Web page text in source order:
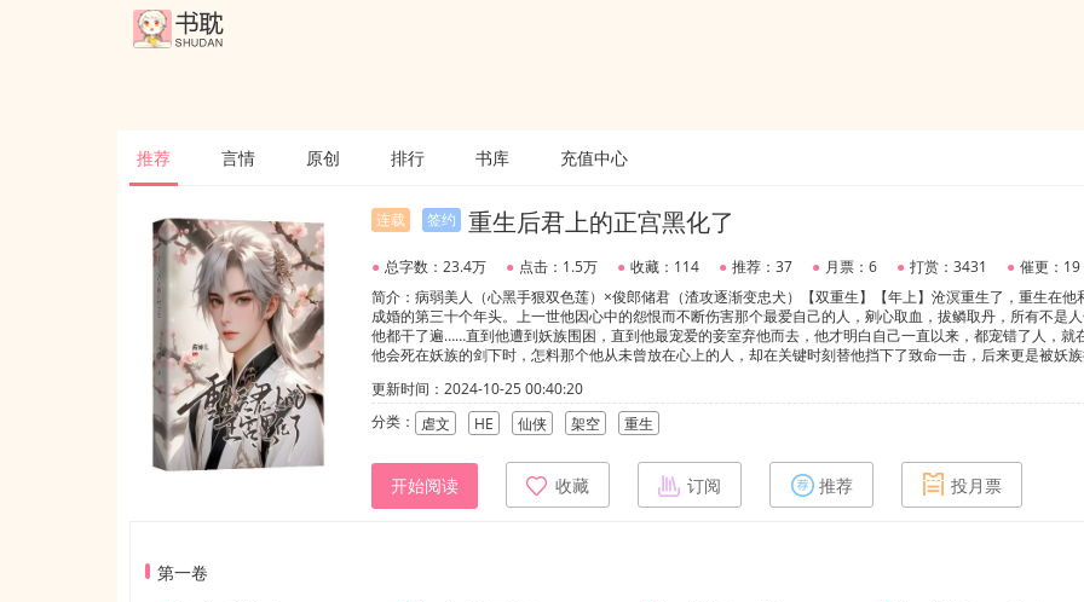
推荐 言情 原创 排行 书库 充值中心
连载 签约 重生后君上的正宫黑化了
● 总字数：23.4万 ● 点击：1.5万 ● 收藏：114 ● 推荐：37 ● 月票：6 ● 打赏：3431 ● 催更：19
简介：病弱美人（心黑手狠双色莲）×俊郎储君（渣攻逐渐变忠犬）【双重生】【年上】沧溟重生了，重生在他
成婚的第三十个年头。上一世他因心中的怨恨而不断伤害那个最爱自己的人，剜心取血，拔鳞取丹，所有不是
他都干了遍……直到他遭到妖族围困，直到他最宠爱的妾室弃他而去，他才明白自己一直以来，都宠错了人，就
他会死在妖族的剑下时，怎料那个他从未曾放在心上的人，却在关键时刻替他挡下了致命一击，后来更是被妖
待他不薄，给了他重来一次的机会。沧溟发誓这一世他一定会好好对待那个满心满眼都是自己的人，但不曾想
美，事事以他为先，任他予取予求的娇妻变成了他不认识的样子……
更新时间：2024-10-25 00:40:20
分类：
虐文 HE 仙侠 架空 重生
开始阅读 收藏 订阅 推荐 投月票
第一卷